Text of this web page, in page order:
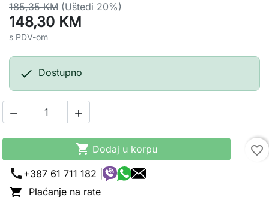
185,35 KM (Uštedi 20%)
148,30 KM
s PDV-om
 Dostupno
 
 Dodaj u korpu
favorite_border
call +387 61 711 182 |
 Plaćanje na rate